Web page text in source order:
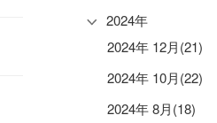
2024年
2024年 12月(21)
2024年 10月(22)
2024年 8月(18)